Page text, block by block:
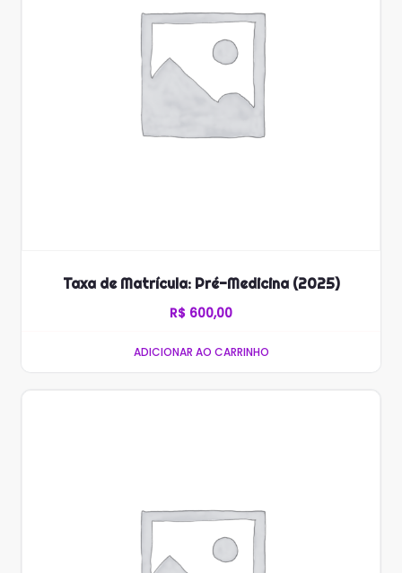
Taxa de Matrícula: Pré-Medicina (2025)
R$ 600,00
ADICIONAR AO CARRINHO